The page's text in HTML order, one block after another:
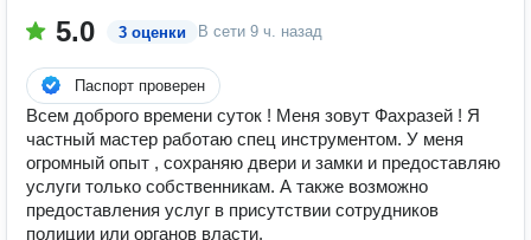
5.0 3 оценки В сети 9 ч. назад
Паспорт проверен
Всем доброго времени суток ! Меня зовут Фахразей ! Я
частный мастер работаю спец инструментом. У меня
огромный опыт , сохраняю двери и замки и предоставляю
услуги только собственникам. А также возможно
предоставления услуг в присутствии сотрудников
полиции или органов власти.